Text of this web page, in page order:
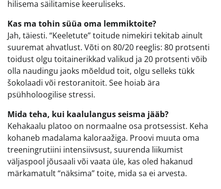
hilisema säilitamise keeruliseks.
Kas ma tohin süüa oma lemmiktoite?
Jah, täiesti. “Keeletute” toitude nimekiri tekitab ainult
suuremat ahvatlust. Võti on 80/20 reeglis: 80 protsenti
toidust olgu toitainerikkad valikud ja 20 protsenti võib
olla naudingu jaoks mõeldud toit, olgu selleks tükk
šokolaadi või restoranitoit. See hoiab ära
psühholoogilise stressi.
Mida teha, kui kaalulangus seisma jääb?
Kehakaalu platoo on normaalne osa protsessist. Keha
kohaneb madalama kaloraažiga. Proovi muuta oma
treeningrutiini intensiivsust, suurenda liikumist
väljaspool jõusaali või vaata üle, kas oled hakanud
märkamatult “näksima” toite, mida sa ei arvesta.